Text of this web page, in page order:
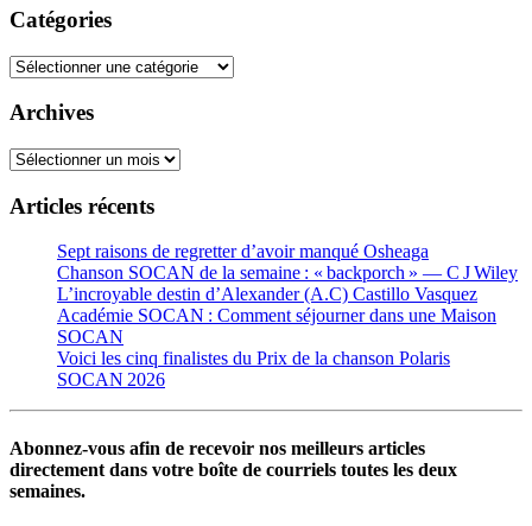
Catégories
Catégories
Archives
Archives
Articles récents
Sept raisons de regretter d’avoir manqué Osheaga
Chanson SOCAN de la semaine : « backporch » — C J Wiley
L’incroyable destin d’Alexander (A.C) Castillo Vasquez
Académie SOCAN : Comment séjourner dans une Maison
SOCAN
Voici les cinq finalistes du Prix de la chanson Polaris
SOCAN 2026
Abonnez-vous afin de recevoir nos meilleurs articles
directement dans votre boîte de courriels toutes les deux
semaines.